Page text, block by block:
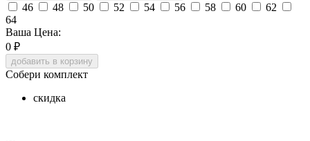
46 48 50 52 54 56 58 60
62
64
Ваша Цена:
0 ₽
добавить в корзину
Собери комплект
скидка